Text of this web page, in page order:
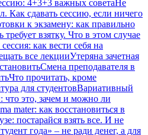
4+3+3 важных советаНе
Как сдавать сессию, если ничего
к экзамену: как правильно
требует взятку. Что в этом случае
как вести себя на
все лекцииУтеряна зачетная
Смена преподавателя в
Что прочитать, кроме
для студентовВариативный
это, зачем и можно ли
mater: как восстановиться в
постарайся взять все. И не
года» – не ради денег, а для